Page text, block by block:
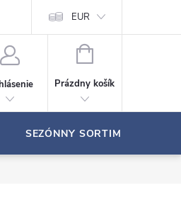
EUR
N
K
N
Prázdny košík
SEZÓNNY SORTIMENT